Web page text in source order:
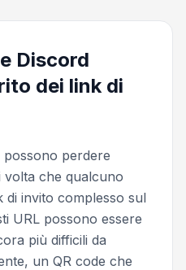
Discord
dei link di
perdere
volta che qualcuno
di invito complesso sul
URL possono essere
più difficili da
un QR code che